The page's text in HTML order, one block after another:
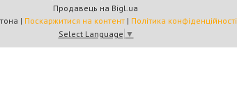
Продавець на Bigl.ua
Одяг від Антона | Поскаржитися на контент | Політика конфіденційності
Select Language ▼